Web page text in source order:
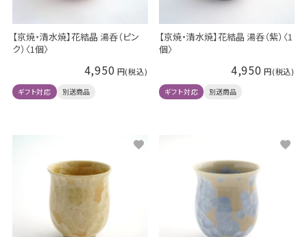
【京焼・清水焼】花結晶 湯呑（ピン
ク）〈1個〉
4,950
ギフト対応 別送商品
【京焼・清水焼】花結晶 湯呑（紫）〈1
個〉
4,950
ギフト対応 別送商品